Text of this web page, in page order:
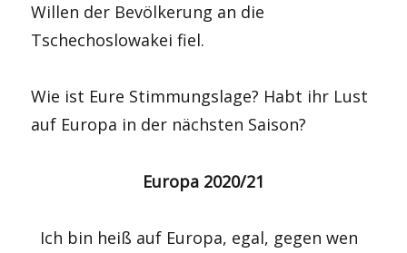
Willen der Bevölkerung an die
Tschechoslowakei fiel.
Wie ist Eure Stimmungslage? Habt ihr Lust
auf Europa in der nächsten Saison?
Europa 2020/21
Ich bin heiß auf Europa, egal, gegen wen